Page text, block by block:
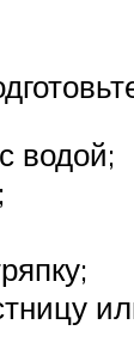
водой;